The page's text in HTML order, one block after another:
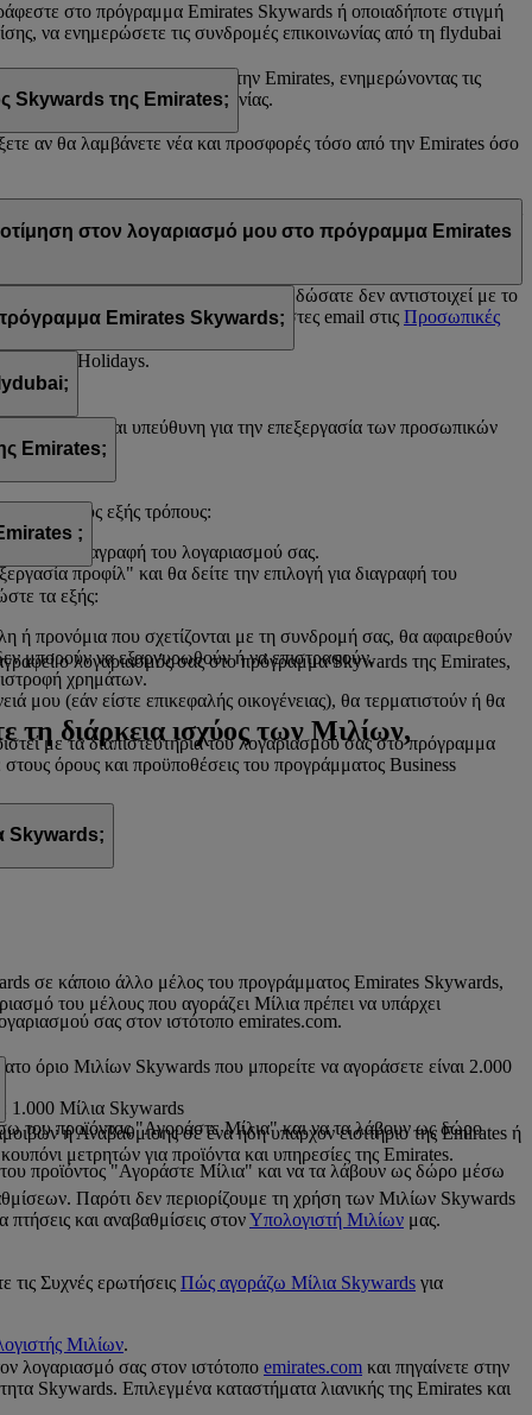
στο πρόγραμμα Emirates Skywards ή οποιαδήποτε στιγμή
να ενημερώσετε τις συνδρομές επικοινωνίας από τη flydubai
από τη flydubai ή/και την Emirates, ενημερώνοντας τις
ή του Κέντρου επικοινωνίας.
Skywards της Emirates;
αν θα λαμβάνετε νέα και προσφορές τόσο από την Emirates όσο
στον λογαριασμό μου στο πρόγραμμα Emirates
Skywards ή γιατί το όνομα που δώσατε δεν αντιστοιχεί με το
ενημερώστε τις εγγραφές σε λίστες email στις Προσωπικές
Emirates Skywards;
flydubai Holidays.
Η flydubai είναι υπεύθυνη για την επεξεργασία των προσωπικών
Emirates;
με τους εξής τρόπους:
για διαγραφή του λογαριασμού σας.
προφίλ" και θα δείτε την επιλογή για διαγραφή του
;
τα εξής:
ή προνόμια που σχετίζονται με τη συνδρομή σας, θα αφαιρεθούν
μπορούν να εξαργυρωθούν ή να επιστραφούν.
χρημάτων.
μου (εάν είστε επικεφαλής οικογένειας), θα τερματιστούν ή θα
με τα διαπιστευτήρια του λογαριασμού σας στο πρόγραμμα
στους όρους και προϋποθέσεις του προγράμματος Business
ο λογαριασμός σας στο πρόγραμμα Skywards της Emirates,
τη διάρκεια ισχύος των Μιλίων,
Skywards;
σας στον ιστότοπο emirates.com.
σε κάποιο άλλο μέλος του προγράμματος Emirates Skywards,
του μέλους που αγοράζει Μίλια πρέπει να υπάρχει
1.000 Μίλια Skywards
όριο Μιλίων Skywards που μπορείτε να αγοράσετε είναι 2.000
του προϊόντος "Αγοράστε Μίλια" και να τα λάβουν ως δώρο
προϊόντος "Αγοράστε Μίλια" και να τα λάβουν ως δώρο μέσω
ή Αναβάθμισης σε ένα ήδη υπάρχον εισιτήριο της Emirates ή
μετρητών για προϊόντα και υπηρεσίες της Emirates.
Παρότι δεν περιορίζουμε τη χρήση των Μιλίων Skywards
και αναβαθμίσεις στονΥπολογιστή Μιλίων μας.
τις Συχνές ερωτήσεις Πώς αγοράζω Μίλια Skywards για
Μιλίων.
λογαριασμό σας στον ιστότοπο emirates.com και πηγαίνετε στην
Skywards. Επιλεγμένα καταστήματα λιανικής της Emirates και